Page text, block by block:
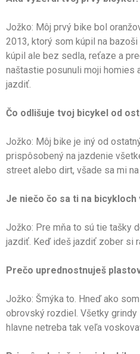
Jožko: Môj prvý bike bol
2013, ktorý som kúpil na
kúpil ale bez sedla, reťaze a
naštastie posunuli moji homies
jazdiť.
Čo odlišuje tvoj bicykel od
Jožko: Môj bike je iný od
prispôsobený na jazdenie
street alebo dirt, všade sa mi
Je niečo čo sa ti na
Jožko: Pre mňa to sú tie tašky
jazdiť. Keď ideš jazdiť zober si
Prečo uprednostnuješ
Jožko: Šmýka to. Hneď ako
obrovský rozdiel. Všetky
hlavne netreba tak veľa